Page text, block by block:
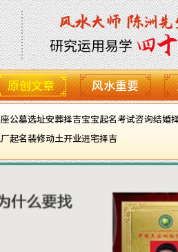
原创文章 风水重要
公墓选址安葬择吉宝宝起名考试咨询结婚
起名装修动土开业进宅择吉